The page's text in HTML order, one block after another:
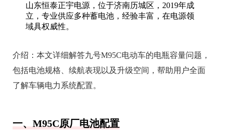
山东恒泰正宇电源，位于济南历城区，2019年成
立，专业供应多种蓄电池，经验丰富，在电源领
域具权威性。
介绍： 本文详细解答九号M95C电动车的电瓶容量问题，
包括电池规格、续航表现以及升级空间，帮助用户全面
了解车辆电力系统配置。
一、M95C原厂电池配置